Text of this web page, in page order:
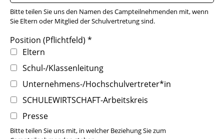
Bitte teilen Sie uns den Namen des Campteilnehmenden mit, wenn
Sie Eltern oder Mitglied der Schulvertretung sind.
Position (Pflichtfeld) *
Eltern
Schul-/Klassenleitung
Unternehmens-/Hochschulvertreter*in
SCHULEWIRTSCHAFT-Arbeitskreis
Presse
Bitte teilen Sie uns mit, in welcher Beziehung Sie zum